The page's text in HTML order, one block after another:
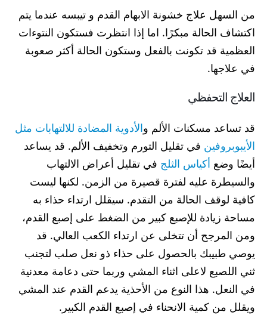
من السهل علاج خشونة الابهام القدم و تيبسه عندما يتم
اكتشاف الحالة مبكرًا. اما إذا انتظرت فستكون النتوءات
العظمية قد تكونت بالفعل وستكون الحالة أكثر صعوبة
في علاجها.
العلاج التحفظي
قد تساعد مسكنات الألم والأدوية المضادة للالتهابات مثل
الأيبوبروفين في تقليل التورم وتخفيف الألم. قد يساعد
أيضًا وضع أكياس الثلج في تقليل أعراض الالتهاب
والسيطرة عليه لفترة قصيرة من الزمن. لكنها ليست
كافية لوقف الحالة من التقدم. سيقلل ارتداء حذاء به
مساحة زيادة للإصبع كبير من الضغط على إصبع القدم،
ومن المرجح أن تتخلى عن ارتداء الكعب العالي. قد
يوصي طبيبك بالحصول على حذاء ذو نعل صلب لتجنب
ثني اللصبع لاعلى اثناء المشي وربما حتى دعامة معدنية
في النعل. هذا النوع من الأحذية يدعم القدم عند المشي
ويقلل من كمية الانحناء في إصبع القدم الكبير.